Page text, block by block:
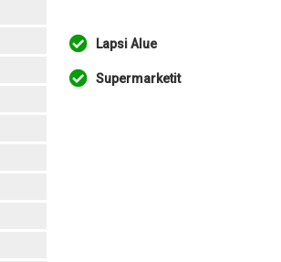
Lapsi Alue
Supermarketit